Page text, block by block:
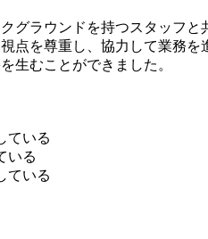
グラウンドを持つスタッフと
点を尊重し、協力して業務を
生むことができました。
ている
いる
ている